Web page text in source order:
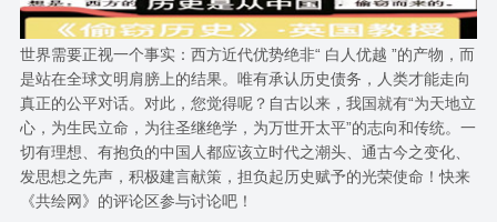
世界需要正视一个事实：西方近代优势绝非“ 白人优越 ”的产物，而
是站在全球文明肩膀上的结果。唯有承认历史债务，人类才能走向
真正的公平对话。对此，您觉得呢？自古以来，我国就有“为天地立
心，为生民立命，为往圣继绝学，为万世开太平”的志向和传统。一
切有理想、有抱负的中国人都应该立时代之潮头、通古今之变化、
发思想之先声，积极建言献策，担负起历史赋予的光荣使命！快来
《共绘网》的评论区参与讨论吧！